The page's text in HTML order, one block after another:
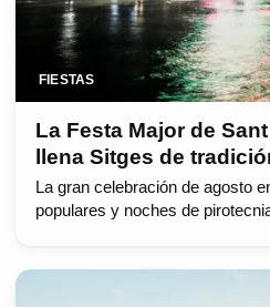
FIESTAS
La Festa Major de
llena Sitges de
La gran celebración de agosto
populares y noches de